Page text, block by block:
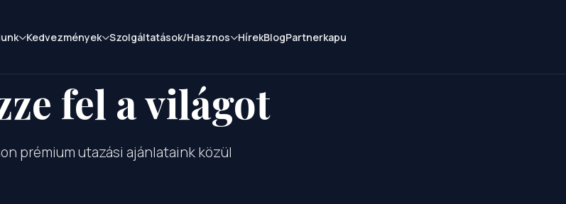
Kedvezmények Szolgáltatások/Hasznos HírekBlogPartnerkapu
fel a világot
prémium utazási ajánlataink közül